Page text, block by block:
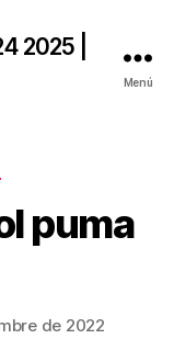
2025 |
Menú
puma
de 2022